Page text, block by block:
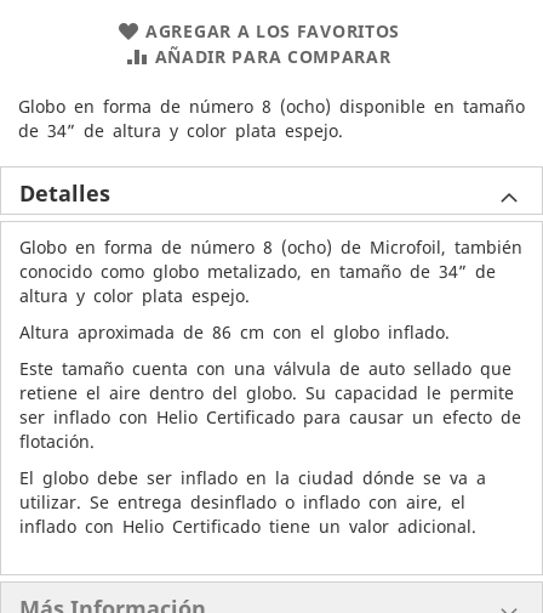
AGREGAR A LOS FAVORITOS
AÑADIR PARA COMPARAR
Globo en forma de número 8 (ocho) disponible en tamaño
de 34” de altura y color plata espejo.
Detalles
Globo en forma de número 8 (ocho) de Microfoil, también
conocido como globo metalizado, en tamaño de 34” de
altura y color plata espejo.
Altura aproximada de 86 cm con el globo inflado.
Este tamaño cuenta con una válvula de auto sellado que
retiene el aire dentro del globo. Su capacidad le permite
ser inflado con Helio Certificado para causar un efecto de
flotación.
El globo debe ser inflado en la ciudad dónde se va a
utilizar. Se entrega desinflado o inflado con aire, el
inflado con Helio Certificado tiene un valor adicional.